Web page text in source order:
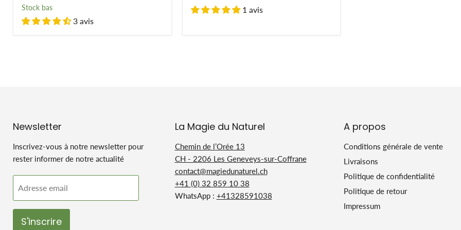
Stock bas
3 avis
SANS
1 avis
Newsletter
Inscrivez-vous à notre newsletter pour
rester informer de notre actualité
Adresse email
S'inscrire
La Magie du Naturel
Chemin de l’Orée 13
CH - 2206 Les Geneveys-sur-Coffrane
contact@magiedunaturel.ch
+41 (0) 32 859 10 38
WhatsApp : +41328591038
A propos
Conditions générale de vente
Livraisons
Politique de confidentialité
Politique de retour
Impressum